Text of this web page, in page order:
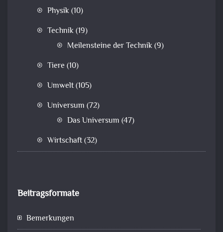
Physik(10)
Technik(19)
Meilensteine der Technik(9)
Tiere (10)
Umwelt(105)
Universum (72)
Das Universum (47)
Wirtschaft(32)
Beitragsformate
Bemerkungen